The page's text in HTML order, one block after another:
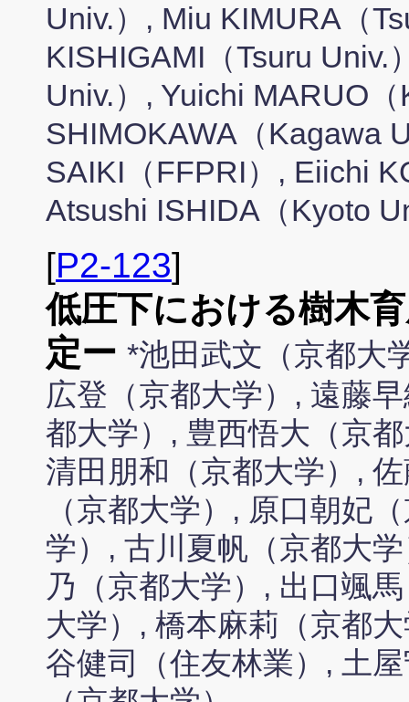
Univ.）, Miu KIMURA（
KISHIGAMI（Tsuru Univ.
Univ.）, Yuichi MARUO
SHIMOKAWA（Kagawa
SAIKI（FFPRI）, Eiichi
Atsushi ISHIDA（Kyoto
[P2-123]
低圧下における樹木
定ー *池田武文（京都大
広登（京都大学）, 遠藤
都大学）, 豊西悟大（京
清田朋和（京都大学）,
（京都大学）, 原口朝妃
学）, 古川夏帆（京都大
乃（京都大学）, 出口颯
大学）, 橋本麻莉（京都
谷健司（住友林業）, 土